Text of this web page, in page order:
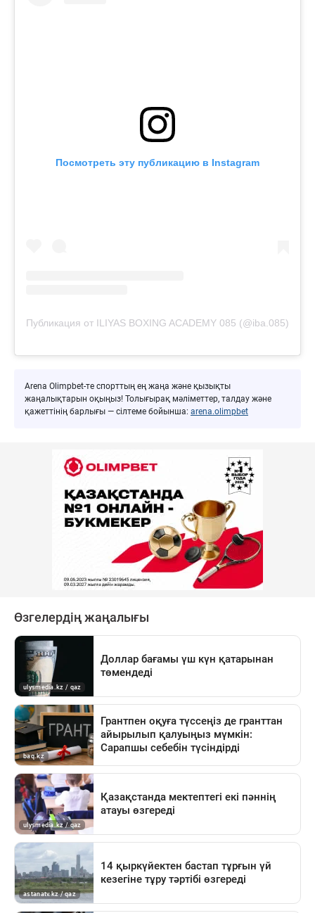
Посмотреть эту публикацию в Instagram
Публикация от ILIYAS BOXING ACADEMY 085 (@iba.085)
Arena Olimpbet-те спорттың ең жаңа және қызықты
жаңалықтарын оқыңыз! Толығырақ мәліметтер, талдау және
қажеттінің барлығы — сілтеме бойынша: arena.olimpbet